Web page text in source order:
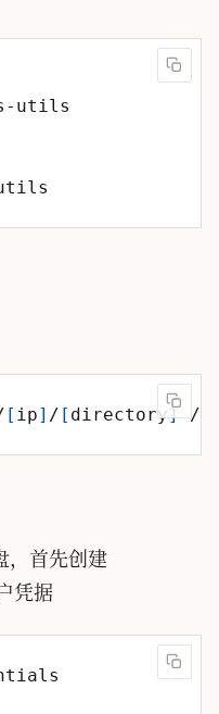
[ ip] / [ directory] /
，首先创建
凭据